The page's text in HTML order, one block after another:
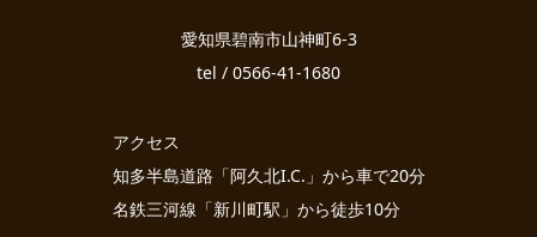
愛知県碧南市山神町6-3
tel / 0566-41-1680
アクセス
知多半島道路「阿久北I.C.」から車で20分
名鉄三河線「新川町駅」から徒歩10分